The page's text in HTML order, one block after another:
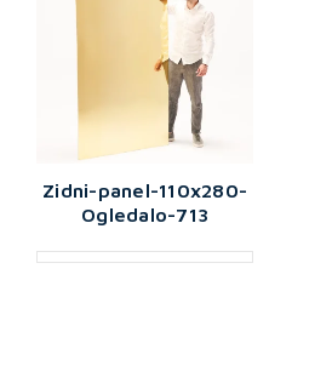
Zidni-panel-110x280-
Ogledalo-713